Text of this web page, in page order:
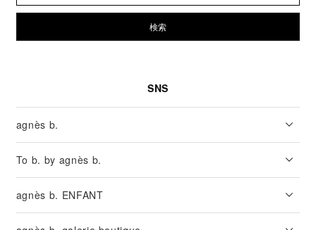
検索
SNS
agnès b.
To b. by agnès b.
agnès b. ENFANT